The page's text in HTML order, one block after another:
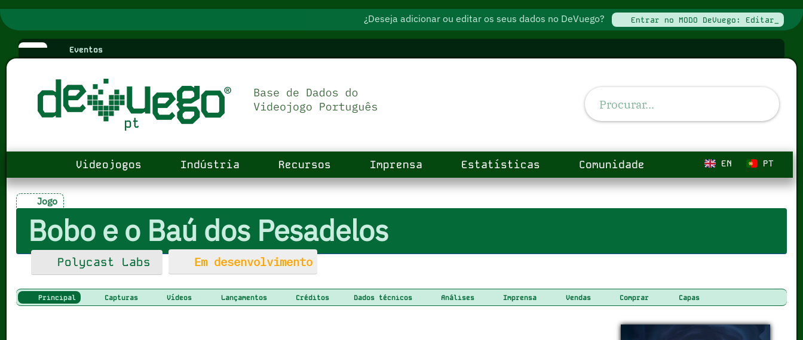
¿Deseja adicionar ou editar os seus dados no DeVuego? Entrar no MODO DeVuego: Editar_
Eventos
Videojogos Indústria Recursos Imprensa Estatísticas Comunidade PT
EN
Jogo
Bobo e o Baú dos Pesadelos
Polycast Labs Em desenvolvimento
Principal Capturas Vídeos Lançamentos Créditos Dados técnicos Análises Imprensa Vendas Comprar Capas